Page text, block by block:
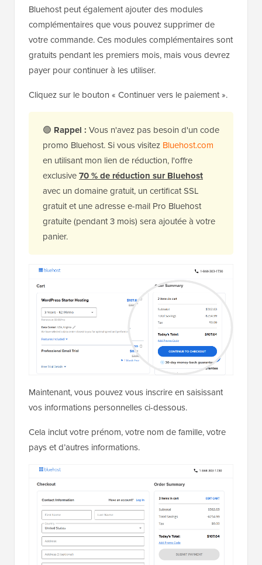
Bluehost peut également ajouter des modules
complémentaires que vous pouvez supprimer de
votre commande. Ces modules complémentaires sont
gratuits pendant les premiers mois, mais vous devrez
payer pour continuer à les utiliser.
Cliquez sur le bouton « Continuer vers le paiement ».
🟢 Rappel : Vous n'avez pas besoin d'un code
promo Bluehost. Si vous visitez Bluehost.com
en utilisant mon lien de réduction, l'offre
exclusive70 % de réduction sur Bluehost
avec un domaine gratuit, un certificat SSL
gratuit et une adresse e-mail Pro Bluehost
gratuite (pendant 3 mois) sera ajoutée à votre
panier.
Maintenant, vous pouvez vous inscrire en saisissant
vos informations personnelles ci-dessous.
Cela inclut votre prénom, votre nom de famille, votre
pays et d’autres informations.